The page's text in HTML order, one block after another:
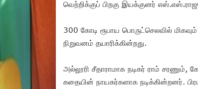
வெற்றிக்குப் பிறகு இயக்குனர்
300 கோடி ரூபாய பொருட்செலவில்
நிறுவனம் தயாரிக்கின்றது.
அல்லூரி சீதாராமாக நடிகர் ராம் சரணும்,
கதையின் நாயகர்களாக நடிக்கின்றனர்.